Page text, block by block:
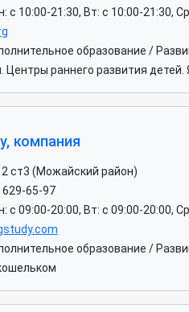
c 10:00-21:30, Вт: c 10:00-21:30,
образование /
Центры раннего развития
компания
2 ст3 (Можайский район)
629-65-97
c 09:00-20:00, Вт: c 09:00-20:00,
образование /